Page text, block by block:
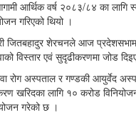
आर्थिक वर्ष २०८३/८४ का लागि
गरिएको थियो ।
जितबहादुर शेरचनले आज
विस्तार एवं सुदृढीकरणमा जोड
अस्पताल र गण्डकी आयुर्वेद
खरिदका लागि १० करोड
गरेको छ ।